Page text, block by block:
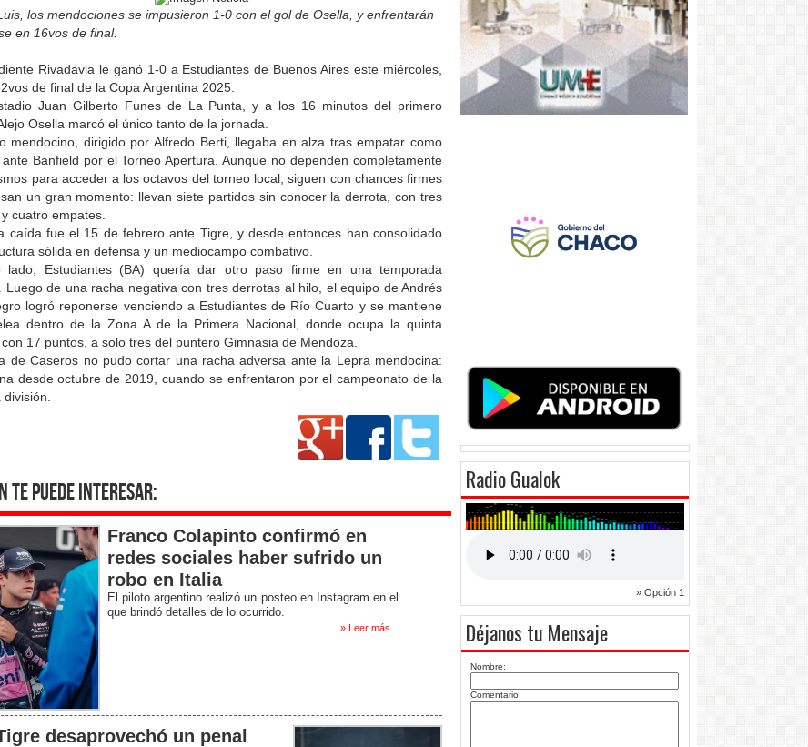
los mendociones se impusieron 1-0 con el gol de Osella, y enfrentarán
en 16vos de final.
Rivadavia le ganó 1-0 a Estudiantes de Buenos Aires este miércoles,
de final de la Copa Argentina 2025.
Juan Gilberto Funes de La Punta, y a los 16 minutos del primero
Osella marcó el único tanto de la jornada.
mendocino, dirigido por Alfredo Berti, llegaba en alza tras empatar como
Banfield por el Torneo Apertura. Aunque no dependen completamente
para acceder a los octavos del torneo local, siguen con chances firmes
un gran momento: llevan siete partidos sin conocer la derrota, con tres
cuatro empates.
caída fue el 15 de febrero ante Tigre, y desde entonces han consolidado
sólida en defensa y un mediocampo combativo.
lado, Estudiantes (BA) quería dar otro paso firme en una temporada
Luego de una racha negativa con tres derrotas al hilo, el equipo de Andrés
logró reponerse venciendo a Estudiantes de Río Cuarto y se mantiene
dentro de la Zona A de la Primera Nacional, donde ocupa la quinta
17 puntos, a solo tres del puntero Gimnasia de Mendoza.
de Caseros no pudo cortar una racha adversa ante la Lepra mendocina:
desde octubre de 2019, cuando se enfrentaron por el campeonato de la
te puede interesar:
Franco Colapinto confirmó en
redes sociales haber sufrido un
robo en Italia
El piloto argentino realizó un posteo en Instagram en el
que brindó detalles de lo ocurrido.
» Leer más...
desaprovechó un penal
Radio Gualok
» Opción 1
Déjanos tu Mensaje
Nombre:
Comentario: